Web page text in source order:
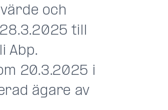
och
till
Abp.
20.3.2025 i
ägare av